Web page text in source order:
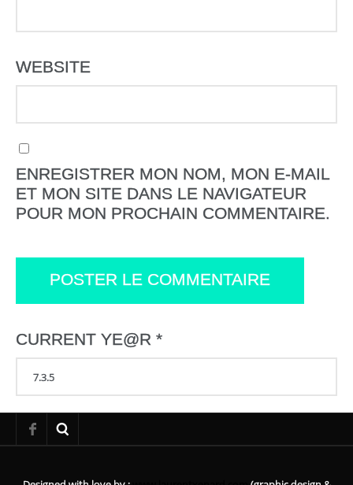
WEBSITE
ENREGISTRER MON NOM, MON E-MAIL
ET MON SITE DANS LE NAVIGATEUR
POUR MON PROCHAIN COMMENTAIRE.
CURRENT YE@R *